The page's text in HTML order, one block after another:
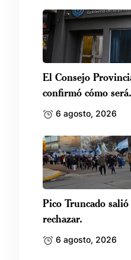
El Consejo
confirmó cómo será.
6 agosto, 2026
Pico Truncado
rechazar.
6 agosto, 2026